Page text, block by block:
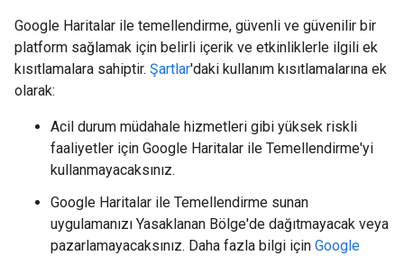
Google Haritalar ile temellendirme, güvenli ve güvenilir bir
platform sağlamak için belirli içerik ve etkinliklerle ilgili ek
kısıtlamalara sahiptir. Şartlar'daki kullanım kısıtlamalarına ek
olarak:
Acil durum müdahale hizmetleri gibi yüksek riskli
faaliyetler için Google Haritalar ile Temellendirme'yi
kullanmayacaksınız.
Google Haritalar ile Temellendirme sunan
uygulamanızı Yasaklanan Bölge'de dağıtmayacak veya
pazarlamayacaksınız. Daha fazla bilgi için Google